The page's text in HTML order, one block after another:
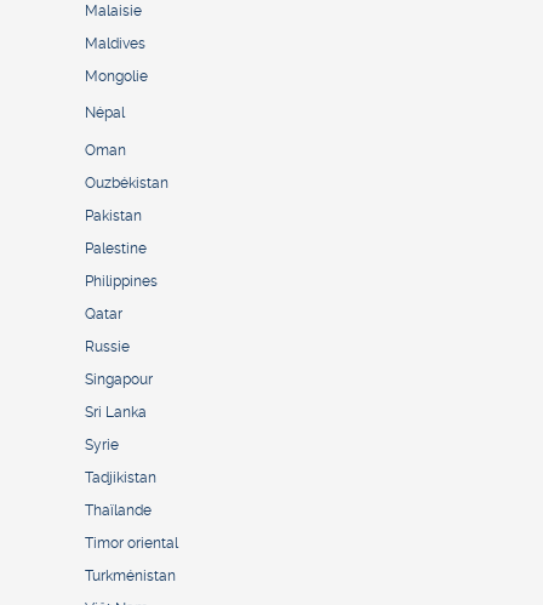
Malaisie
Maldives
Mongolie
Népal
Oman
Ouzbékistan
Pakistan
Palestine
Philippines
Qatar
Russie
Singapour
Sri Lanka
Syrie
Tadjikistan
Thaïlande
Timor oriental
Turkménistan